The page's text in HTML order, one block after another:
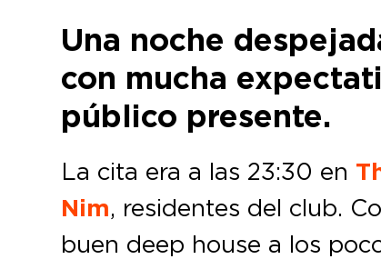
Una noche
con mucha
público presente.
La cita era a las 23:30 en
Nim, residentes del club.
buen deep house a los